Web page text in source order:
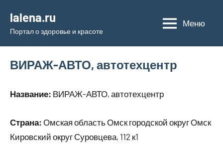
содержимому
lalena.ru
Портал о здоровье и красоте
Меню
ВИРАЖ-АВТО, автотехцентр
Название: ВИРАЖ-АВТО, автотехцентр
Страна: Омская область Омск городской округ Омск
Кировский округ Суровцева, 112 к1